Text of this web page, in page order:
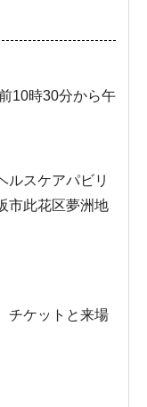
10時30分から午
スケアパビリ
市此花区夢洲地
チケットと来場